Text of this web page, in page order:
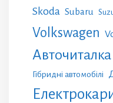
Skoda Subaru
Volkswagen
Авточиталка
Гібридні автомобілі